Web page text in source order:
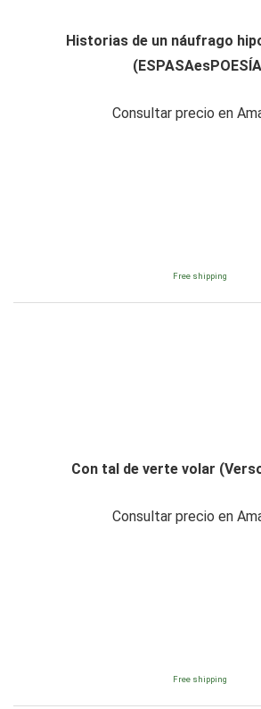
Historias de un náufrago
Consultar precio en
Free shipping
Con tal de verte volar
Consultar precio en
Free shipping